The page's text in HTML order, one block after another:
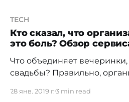
TECH
Кто сказал, что
это боль? Обзор
Что объединяет
свадьбы? Правильно,
обратились к Евгению
28 янв. 2019 г.3 min read